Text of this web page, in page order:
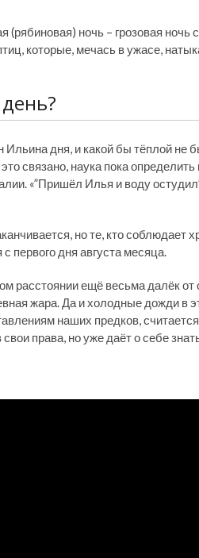
(рябиновая) ночь – грозовая
которые, мечась в ужасе,
Ильина дня, и какой бы тёплой не
связано, наука пока определить
«”Пришёл Илья и воду
но те, кто соблюдает
первого дня августа месяца.
расстоянии ещё весьма далёк от
жара. Да и холодные дожди в
наших предков,
права, но уже даёт о себе